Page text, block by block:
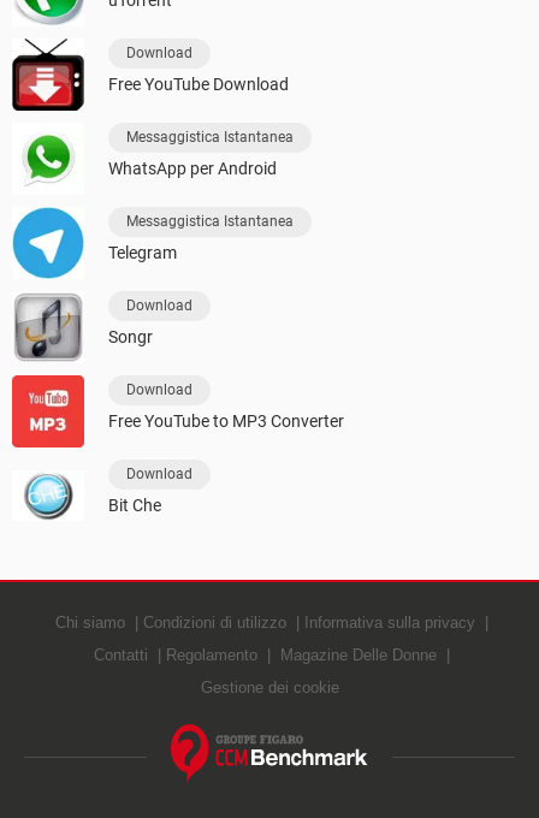
Download
Free YouTube Download
Messaggistica Istantanea
WhatsApp per Android
Messaggistica Istantanea
Telegram
Download
Songr
Download
Free YouTube to MP3 Converter
Download
Bit Che
Chi siamo Condizioni di utilizzo
Informativa sulla privacy
Contatti
Regolamento
Magazine Delle Donne
Gestione dei cookie